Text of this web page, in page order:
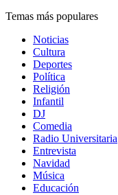
Temas más populares
Noticias
Cultura
Deportes
Política
Religión
Infantil
DJ
Comedia
Radio Universitaria
Entrevista
Navidad
Música
Educación